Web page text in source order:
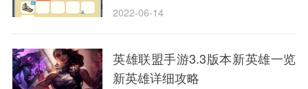
2022-06-14
英雄联盟手游3.3版本新英雄一览
新英雄详细攻略